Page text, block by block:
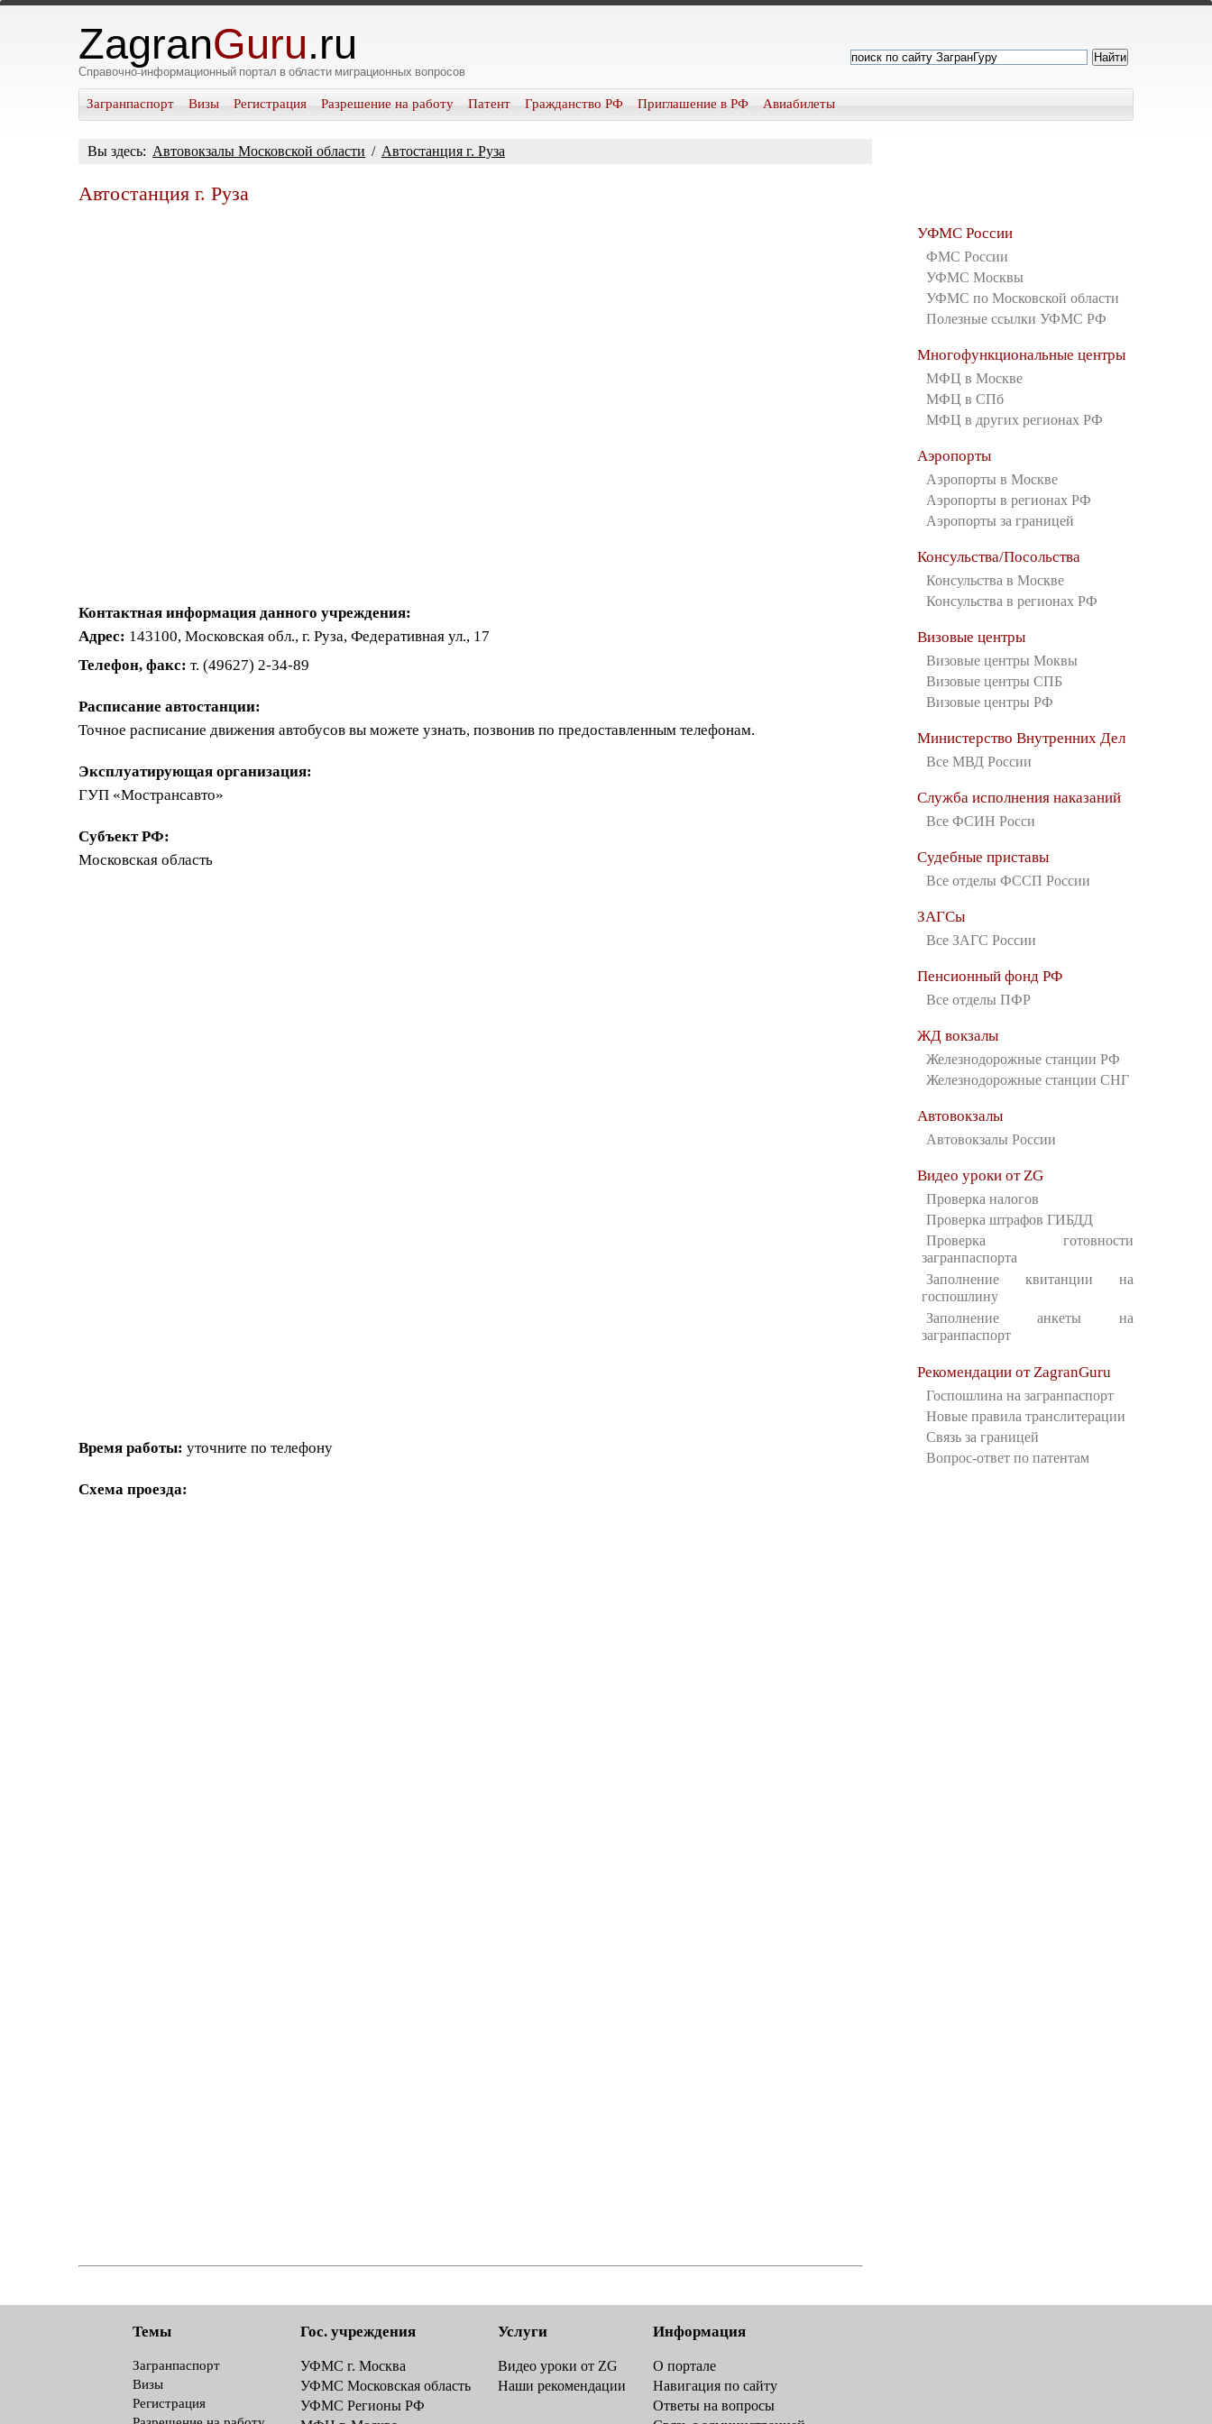
ZagranGuru.ru
Справочно-информационный портал в области миграционных вопросов
Загранпаспорт Визы Регистрация Разрешение на работу Патент Гражданство РФ Приглашение в РФ Авиабилеты
Вы здесь: Автовокзалы Московской области / Автостанция г. Руза
Автостанция г. Руза
Контактная информация данного учреждения:
Адрес: 143100, Московская обл., г. Руза, Федеративная ул., 17
Телефон, факс: т. (49627) 2-34-89
Расписание автостанции:
Точное расписание движения автобусов вы можете узнать, позвонив по предоставленным телефонам.
Эксплуатирующая организация:
ГУП «Мострансавто»
Субъект РФ:
Московская область
Время работы: уточните по телефону
Схема проезда:
УФМС России
ФМС России
УФМС Москвы
УФМС по Московской области
Полезные ссылки УФМС РФ
Многофункциональные центры
МФЦ в Москве
МФЦ в СПб
МФЦ в других регионах РФ
Аэропорты
Аэропорты в Москве
Аэропорты в регионах РФ
Аэропорты за границей
Консульства/Посольства
Консульства в Москве
Консульства в регионах РФ
Визовые центры
Визовые центры Моквы
Визовые центры СПБ
Визовые центры РФ
Министерство Внутренних Дел
Все МВД России
Служба исполнения наказаний
Все ФСИН Росси
Судебные приставы
Все отделы ФССП России
ЗАГСы
Все ЗАГС России
Пенсионный фонд РФ
Все отделы ПФР
ЖД вокзалы
Железнодорожные станции РФ
Железнодорожные станции СНГ
Автовокзалы
Автовокзалы России
Видео уроки от ZG
Проверка налогов
Проверка штрафов ГИБДД
Проверка готовности
загранпаспорта
Заполнение квитанции на
госпошлину
Заполнение анкеты на
загранпаспорт
Рекомендации от ZagranGuru
Госпошлина на загранпаспорт
Новые правила транслитерации
Связь за границей
Вопрос-ответ по патентам
Темы
Загранпаспорт
Визы
Регистрация
Гос. учреждения
УФМС г. Москва
УФМС Московская область
УФМС Регионы РФ
Услуги
Видео уроки от ZG
Наши рекомендации
Информация
О портале
Навигация по сайту
Ответы на вопросы